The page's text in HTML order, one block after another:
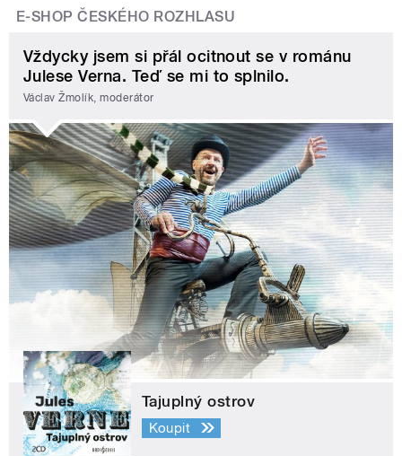
E-SHOP ČESKÉHO ROZHLASU
Vždycky jsem si přál ocitnout se v románu
Julese Verna. Teď se mi to splnilo.
Václav Žmolík, moderátor
Tajuplný ostrov
Koupit